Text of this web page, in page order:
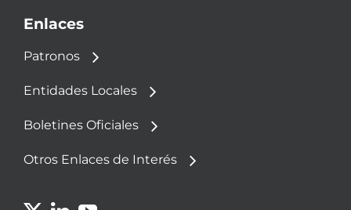
Enlaces
Patronos
Entidades Locales
Boletines Oficiales
Otros Enlaces de Interés